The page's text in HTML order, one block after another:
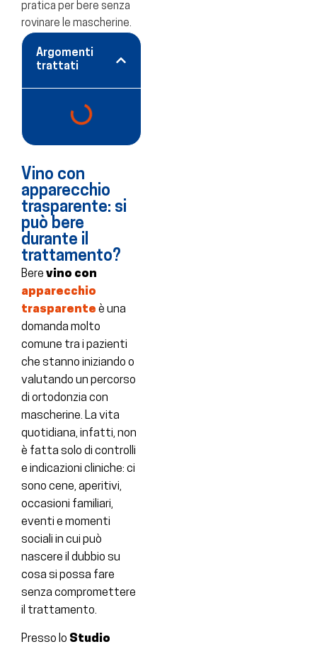
pratica per bere senza
rovinare le mascherine.
Argomenti
trattati
Vino con
apparecchio
trasparente: si
può bere
durante il
trattamento?
Bere vino con
apparecchio
trasparente è una
domanda molto
comune tra i pazienti
che stanno iniziando o
valutando un percorso
di ortodonzia con
mascherine. La vita
quotidiana, infatti, non
è fatta solo di controlli
e indicazioni cliniche: ci
sono cene, aperitivi,
occasioni familiari,
eventi e momenti
sociali in cui può
nascere il dubbio su
cosa si possa fare
senza compromettere
il trattamento.
Presso lo Studio